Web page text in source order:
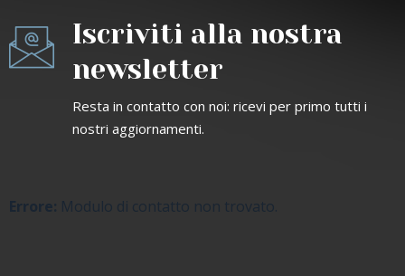
Iscriviti alla nostra
newsletter
Resta in contatto con noi: ricevi per primo tutti i
nostri aggiornamenti.
Errore: Modulo di contatto non trovato.